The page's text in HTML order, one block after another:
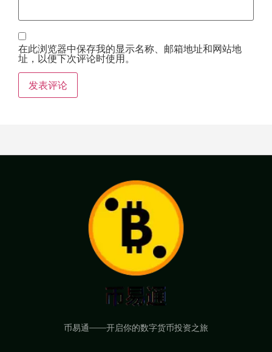
在此浏览器中保存我的显示名称、邮箱地址和网站地
址，以便下次评论时使用。
币易通——开启你的数字货币投资之旅